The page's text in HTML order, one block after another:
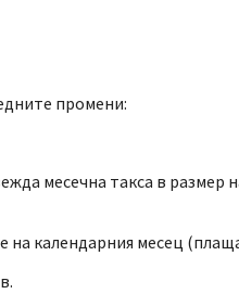
промени:
месечна такса в размер
календарния месец